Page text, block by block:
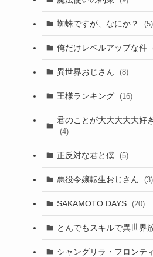
蜘蛛ですが、なにか？ (5)
俺だけレベルアップな件
異世界おじさん (8)
王様ランキング (16)
君のことが大大大大大好
(4)
正反対な君と僕 (5)
悪役令嬢転生おじさん (3)
SAKAMOTO DAYS (20)
とんでもスキルで異世界
シャングリラ・フロンテ